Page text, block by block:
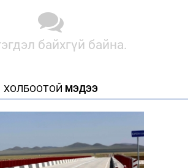
байхгүй байна.
ХОЛБООТОЙ МЭДЭЭ